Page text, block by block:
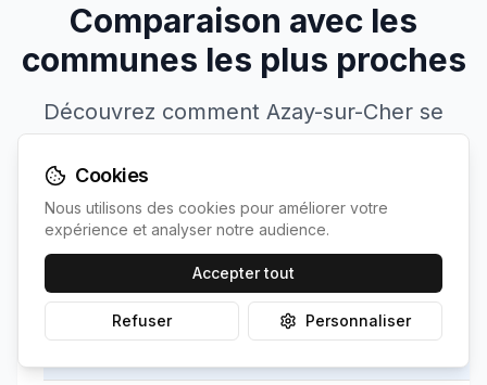
Comparaison avec les
communes les plus proches
Découvrez comment Azay-sur-Cher se
positionne par rapport à ses voisines
Commune Population Irradiation
Azay-
Votre
commune
3080 kWh/m²
Cookies
Nous utilisons des cookies pour améliorer votre
expérience et analyser notre audience.
Accepter tout
Refuser Personnaliser